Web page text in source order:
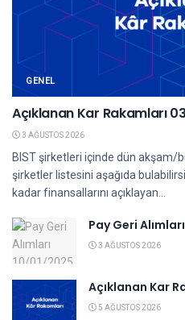
GENEL
Açıklanan Kar Rakamları
3 AĞUSTOS 2026
BIST şirketleri içinde dün akşam/
şirketler listesini aşağıda
kadar finansallarını açıklayan...
Pay Geri
3 AĞUSTOS 2026
Açıklanan Kar
5 AĞUSTOS 2026